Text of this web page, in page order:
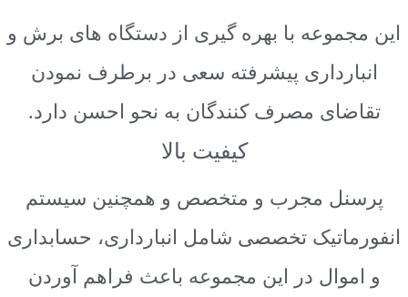
مجموعه با بهره گیری از دستگاه های برش و
انبارداری پیشرفته سعی در برطرف نمودن
تقاضای مصرف کنندگان به نحو احسن دارد.
کیفیت بالا
مجرب و متخصص و همچنین سیستم
تخصصی شامل انبارداری، حسابداری
و اموال در این مجموعه باعث فراهم آوردن